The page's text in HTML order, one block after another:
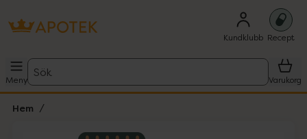
Kundklubb Recept
Meny
Sök
Varukorg
Hem